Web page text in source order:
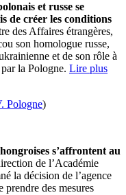
et russe se
de créer les conditions
des Affaires étrangères,
son homologue russe,
et de son rôle à
la Pologne. Lire plus
Pologne)
s’affrontent au
de l’Académie
la décision de l’agence
prendre des mesures